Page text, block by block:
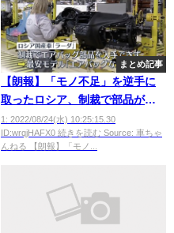
まとめ記事
【朗報】「モノ不足」を逆手に
取ったロシア、制裁で部品が手
に入らないのでエアバッグなし
車を販売wwwwwww
1: 2022/08/24(水) 10:25:15.30
ID:wrqjHAFX0 続きを読む Source: 車ちゃ
んねる 【朗報】「モノ...